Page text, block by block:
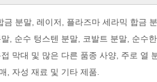
분말, 레이저, 플라즈마 세라믹 합금
, 순수 텅스텐 분말, 코발트 분말, 순수
막대 및 많은 다른 품종 사양, 주로 열
, 자성 재료 및 기타 제품.